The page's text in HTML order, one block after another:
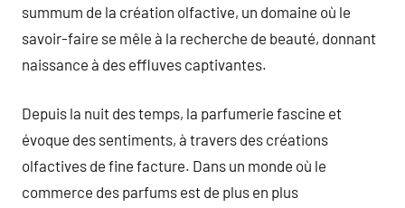
summum de la création olfactive, un domaine où le
savoir-faire se mêle à la recherche de beauté, donnant
naissance à des effluves captivantes.
Depuis la nuit des temps, la parfumerie fascine et
évoque des sentiments, à travers des créations
olfactives de fine facture. Dans un monde où le
commerce des parfums est de plus en plus